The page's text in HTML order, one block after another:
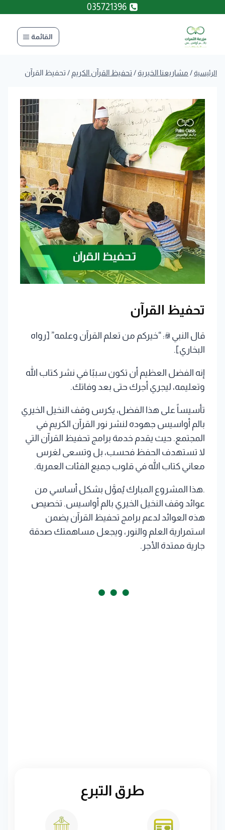
المحتوى
035721396
القائمة
/ مشاريعنا الخيرية/ تحفيظ القرآن الكريم / تحفيظ القرآن
تحفيظ القرآن
قال النبي ﷺ: “خيركم من تعلم القرآن وعلمه” [رواه
البخاري].
إنه الفضل العظيم أن تكون سببًا في نشر كتاب الله
وتعليمه، ليجري أجرك حتى بعد وفاتك.
تأسيساً على هذا الفضل، يكرس وقف النخيل الخيري
بالم أواسيس جهوده لنشر نور القرآن الكريم في
المجتمع. حيث يقدم خدمة برامج تحفيظ القرآن التي
لا تستهدف الحفظ فحسب، بل وتسعى لغرس
معاني كتاب الله في قلوب جميع الفئات العمرية.
.هذا المشروع المبارك يُموَّل بشكل أساسي من
عوائد وقف النخيل الخيري بالم أواسيس. تخصيص
هذه العوائد لدعم برامج تحفيظ القرآن يضمن
استمرارية العلم والنور، ويجعل مساهمتك صدقة
جارية ممتدة الأجر.
طرق التبرع